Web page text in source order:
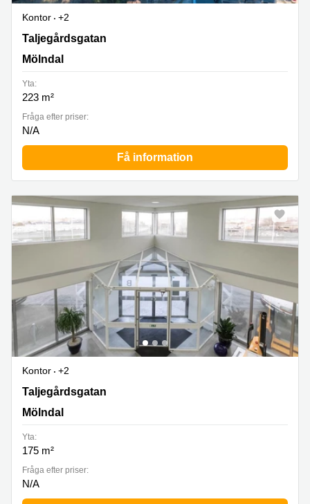
Kontor
+2
Taljegårdsgatan 11, Mölndal
Taljegårdsgatan
Mölndal
Yta:
223 m²
Fråga efter priser:
N/A
Få information
Kontor
+2
Taljegårdsgatan 11, Mölndal
Taljegårdsgatan
Mölndal
Yta:
175 m²
Fråga efter priser:
N/A